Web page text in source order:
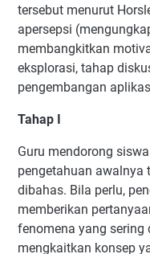
tersebut menurut
apersepsi
membangkitkan
eksplorasi, tahap
pengembangan
Tahap I
Guru mendorong
pengetahuan awalnya
dibahas. Bila perlu,
memberikan
fenomena yang sering
mengkaitkan konsep